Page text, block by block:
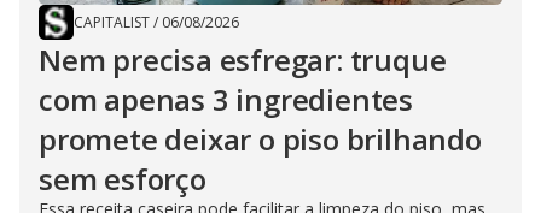
CAPITALIST/ 06/08/2026
Nem precisa esfregar: truque
com apenas 3 ingredientes
promete deixar o piso brilhando
sem esforço